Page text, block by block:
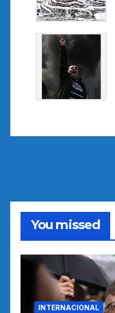
You missed
INTERNACIONAL